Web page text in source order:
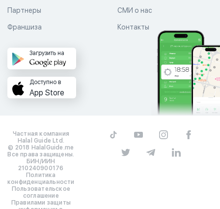
СМИ о нас
Контакты
Партнеры
Франшиза
Загрузить на
Доступно в
App Store
Частная компания
Halal Guide Ltd.
© 2018 HalalGuide.me
Все права защищены.
БИН/ИИН
210240900176
Политика
конфиденциальности
Пользовательское
соглашение
Правилами защиты